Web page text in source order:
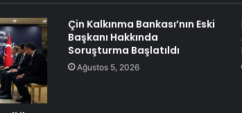
Çin Kalkınma Bankası’nın Eski
Başkanı Hakkında
Soruşturma Başlatıldı
Ağustos 5, 2026